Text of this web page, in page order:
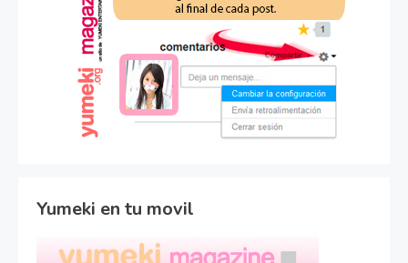
Yumeki en tu movil